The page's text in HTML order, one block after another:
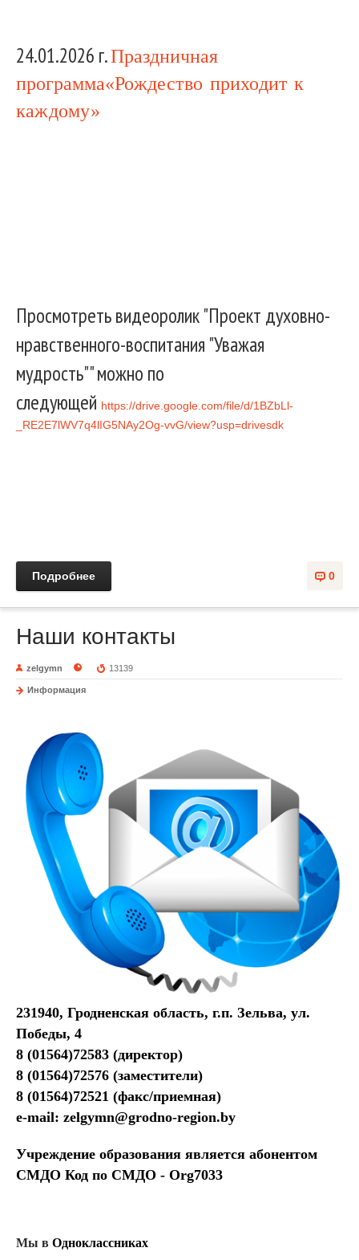
24.01.2026 г.Праздничная
программа«Рождество приходит к
каждому»
Просмотреть видеоролик "Проект духовно-
нравственного-воспитания "Уважая
мудрость"" можно по
следующей https://drive.google.com/file/d/1BZbLl-
_RE2E7lWV7q4lIG5NAy2Og-vvG/view?usp=drivesdk
0
Подробнее
Наши контакты
zelgymn 13139
Информация
231940, Гродненская область, г.п. Зельва, ул.
Победы, 4
8 (01564)72583 (директор)
8 (01564)72576 (заместители)
8 (01564)72521 (факс/приемная)
e-mail: zelgymn@grodno-region.by
Учреждение образования является абонентом
СМДО Код по СМДО - Org7033
Мы в Одноклассниках